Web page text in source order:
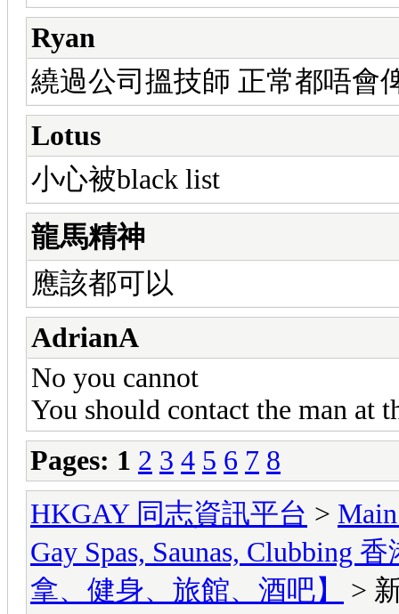
Ryan
繞過公司搵技師 正常都唔會
Lotus
小心被black list
龍馬精神
應該都可以
AdrianA
No you cannot
You should contact the man at
Pages: 1 2 3 4 5 6 7 8
HKGAY 同志資訊平台 >
Gay Spas, Saunas, Clubbing
拿、健身、旅館、酒吧】
>